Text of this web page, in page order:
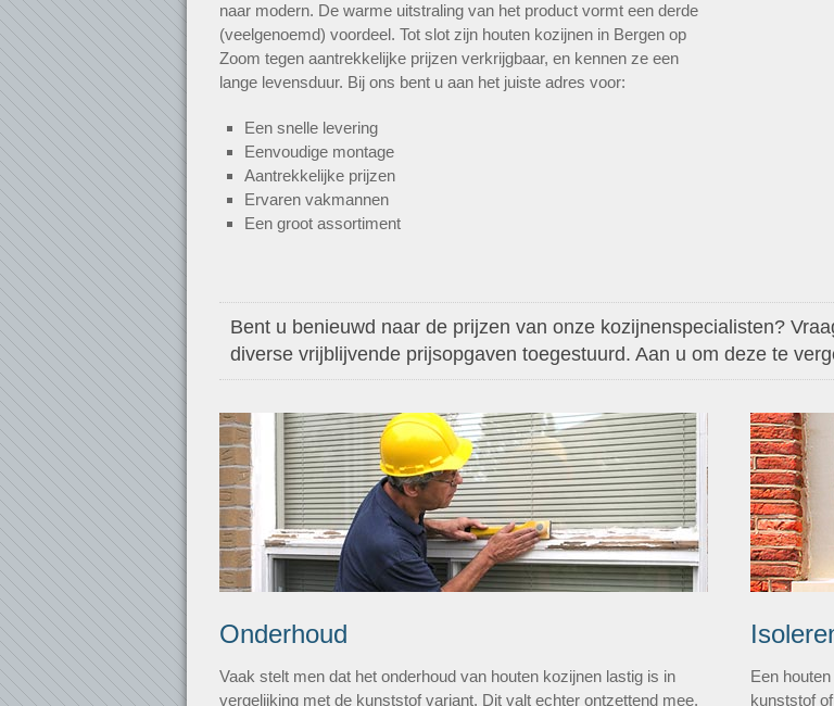
naar modern. De warme uitstraling van het product vormt een derde
(veelgenoemd) voordeel. Tot slot zijn houten kozijnen in Bergen op
Zoom tegen aantrekkelijke prijzen verkrijgbaar, en kennen ze een
lange levensduur. Bij ons bent u aan het juiste adres voor:
Een snelle levering
Eenvoudige montage
Aantrekkelijke prijzen
Ervaren vakmannen
Een groot assortiment
Bent u benieuwd naar de prijzen van onze kozijnenspecialisten?
diverse vrijblijvende prijsopgaven toegestuurd. Aan u om deze te
Onderhoud
Vaak stelt men dat het onderhoud van houten kozijnen lastig is in
vergelijking met de kunststof variant. Dit valt echter ontzettend mee,
Een
kunststof